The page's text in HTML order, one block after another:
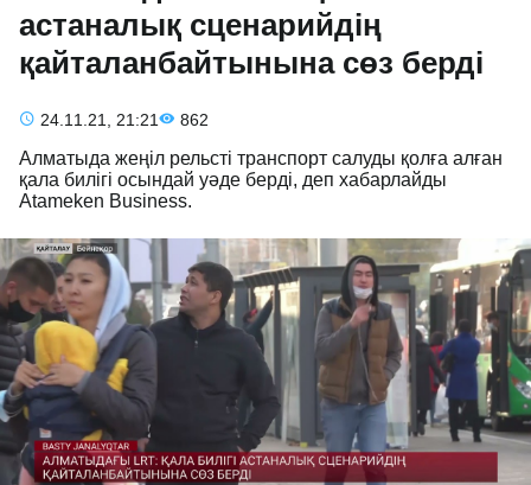
астаналық сценарийдің
қайталанбайтынына сөз берді
24.11.21, 21:21 862
Алматыда жеңіл рельсті транспорт салуды қолға алған
қала билігі осындай уәде берді, деп хабарлайды
Atameken Business.